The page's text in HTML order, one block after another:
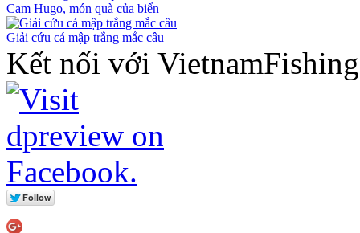
Cam Hugo, món quà của biển
Giải cứu cá mập trắng mắc câu
Kết nối với